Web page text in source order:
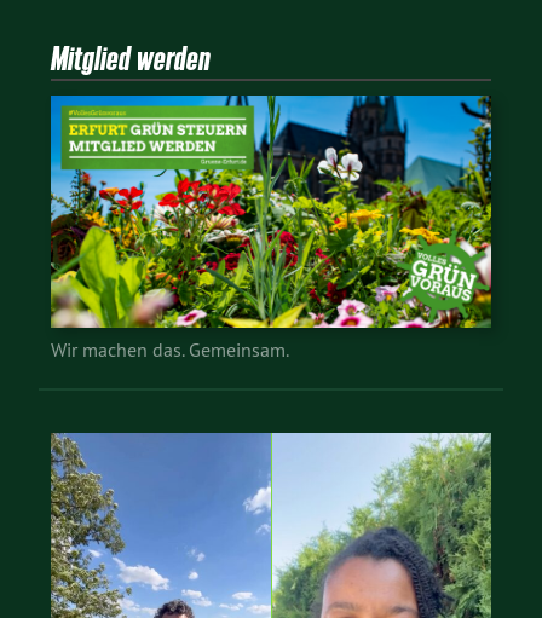
Mitglied werden
Wir machen das. Gemeinsam.